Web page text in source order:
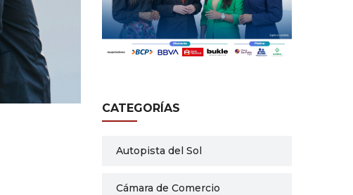
CATEGORÍAS
Autopista del Sol
Cámara de Comercio